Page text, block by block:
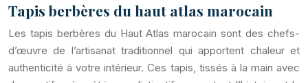
Tapis berbères du haut atlas marocain
Les tapis berbères du Haut Atlas marocain sont des chefs-
d’œuvre de l’artisanat traditionnel qui apportent chaleur et
authenticité à votre intérieur. Ces tapis, tissés à la main avec